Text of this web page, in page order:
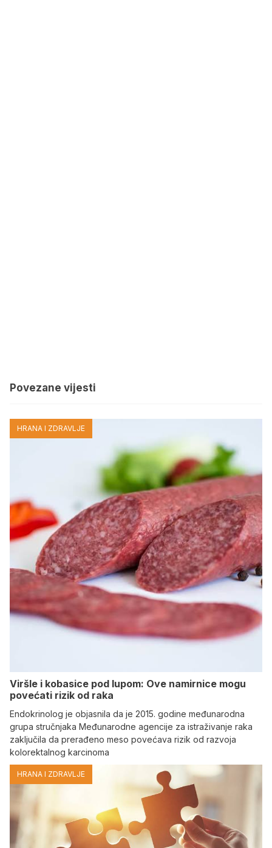
Povezane vijesti
HRANA I ZDRAVLJE
Viršle i kobasice pod lupom: Ove namirnice mogu
povećati rizik od raka
Endokrinolog je objasnila da je 2015. godine međunarodna
grupa stručnjaka Međunarodne agencije za istraživanje raka
zaključila da prerađeno meso povećava rizik od razvoja
kolorektalnog karcinoma
HRANA I ZDRAVLJE